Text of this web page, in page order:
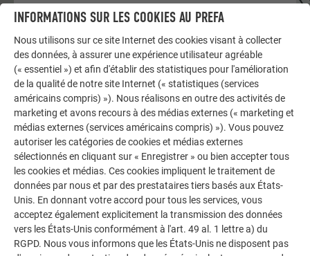
AUTRES BÂTIMENTS
La galerie de références PREFA démontre la
polyvalence de l’aluminium. Découvrez d’autres projets
impressionnants avec les solutions en aluminium
durables de PREFA pour toitures, systèmes solaires et
façades.
VOIR DAVANTAGE DE RÉFÉRENCES
INFORMATIONS SUR LES COOKIES AU PREFA
Nous utilisons sur ce site Internet des cookies visant à collecter
des données, à assurer une expérience utilisateur agréable
(« essentiel ») et afin d'établir des statistiques pour l'amélioration
de la qualité de notre site Internet (« statistiques (services
américains compris) »). Nous réalisons en outre des activités de
marketing et avons recours à des médias externes (« marketing et
médias externes (services américains compris) »). Vous pouvez
autoriser les catégories de cookies et médias externes
sélectionnés en cliquant sur « Enregistrer » ou bien accepter tous
les cookies et médias. Ces cookies impliquent le traitement de
données par nous et par des prestataires tiers basés aux États-
Unis. En donnant votre accord pour tous les services, vous
acceptez également explicitement la transmission des données
vers les États-Unis conformément à l'art. 49 al. 1 lettre a) du
RGPD. Nous vous informons que les États-Unis ne disposent pas